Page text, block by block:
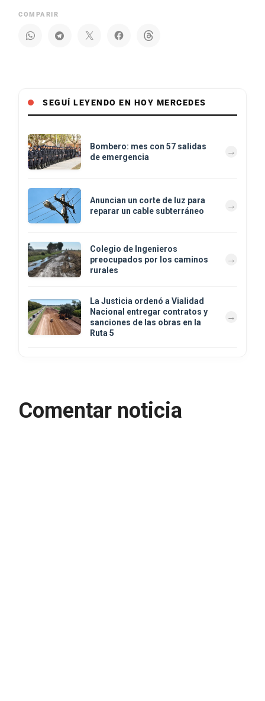
COMPARIR
SEGUÍ LEYENDO EN HOY MERCEDES
Bombero: mes con 57 salidas
de emergencia
Anuncian un corte de luz para
reparar un cable subterráneo
Colegio de Ingenieros
preocupados por los caminos
rurales
La Justicia ordenó a Vialidad
Nacional entregar contratos y
sanciones de las obras en la
Ruta 5
Comentar noticia